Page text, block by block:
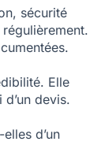
sécurité
Elle
devis.
d’un